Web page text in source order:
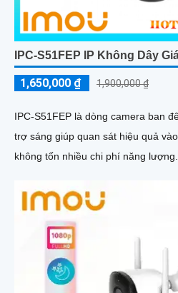
IPC-S51FEP IP Không Dây
1,650,000 ₫ 1,900,000 ₫
IPC-S51FEP là dòng camera ban
trợ sáng giúp quan sát hiệu quả
không tốn nhiều chi phí năng